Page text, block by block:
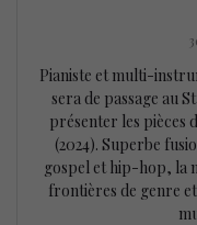
Pianiste et multi-
sera de passage au
présenter les pièces
(2024). Superbe
gospel et hip-hop, la
frontières de genre